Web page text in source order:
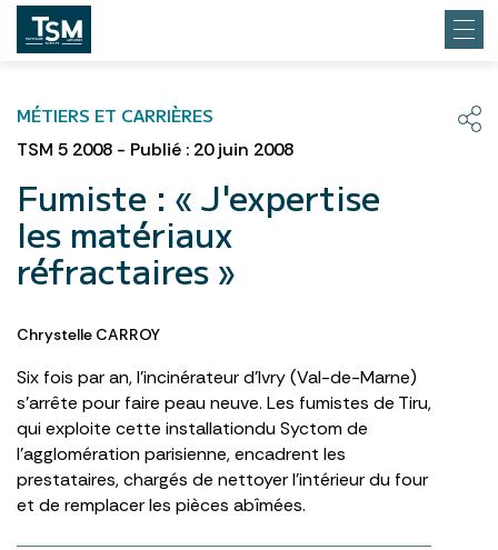
MÉTIERS ET CARRIÈRES
TSM 5 2008 - Publié : 20 juin 2008
Fumiste : « J'expertise
les matériaux
réfractaires »
Chrystelle CARROY
Six fois par an, l’incinérateur d’Ivry (Val-de-Marne)
s’arrête pour faire peau neuve. Les fumistes de Tiru,
qui exploite cette installationdu Syctom de
l’agglomération parisienne, encadrent les
prestataires, chargés de nettoyer l’intérieur du four
et de remplacer les pièces abîmées.